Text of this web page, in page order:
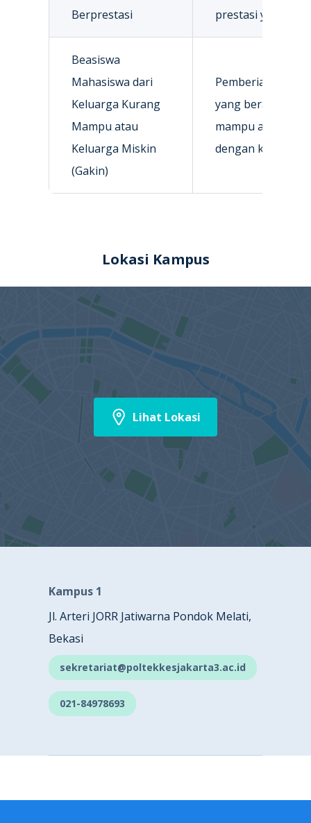
Berprestasi prestasi yang
Beasiswa
Mahasiswa dari
Keluarga Kurang
Mampu atau
Keluarga Miskin
(Gakin)
Pemberian
yang berasal
mampu atau
dengan kriteria
Lokasi Kampus
Lihat Lokasi
Kampus 1
Jl. Arteri JORR Jatiwarna Pondok Melati,
Bekasi
sekretariat@poltekkesjakarta3.ac.id
021-84978693